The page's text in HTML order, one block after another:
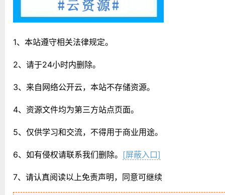
1、本站遵守相关法律规定。
2、请于24小时内删除。
3、来自网络公开云，本站不存储资源。
4、资源文件均为第三方站点页面。
5、仅供学习和交流，不得用于商业用途。
6、如有侵权请联系我们删除。 [屏蔽入口]
7、请认真阅读以上免责声明，同意可继续